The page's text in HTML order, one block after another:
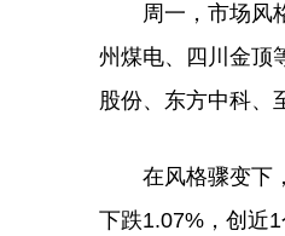
周一，市场风格
州煤电、四川金顶
股份、东方中科、
在风格骤变下，
下跌1.07%，创近